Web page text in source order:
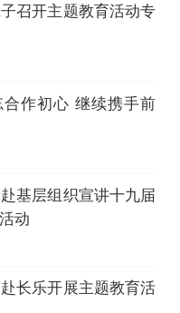
召开主题教育活动专
作初心 继续携手前
基层组织宣讲十九届
动
长乐开展主题教育活